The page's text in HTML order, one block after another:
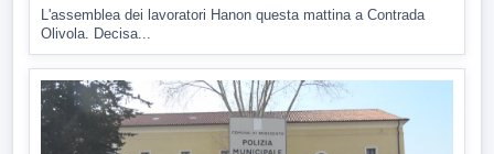
L'assemblea dei lavoratori Hanon questa mattina a Contrada
Olivola. Decisa...